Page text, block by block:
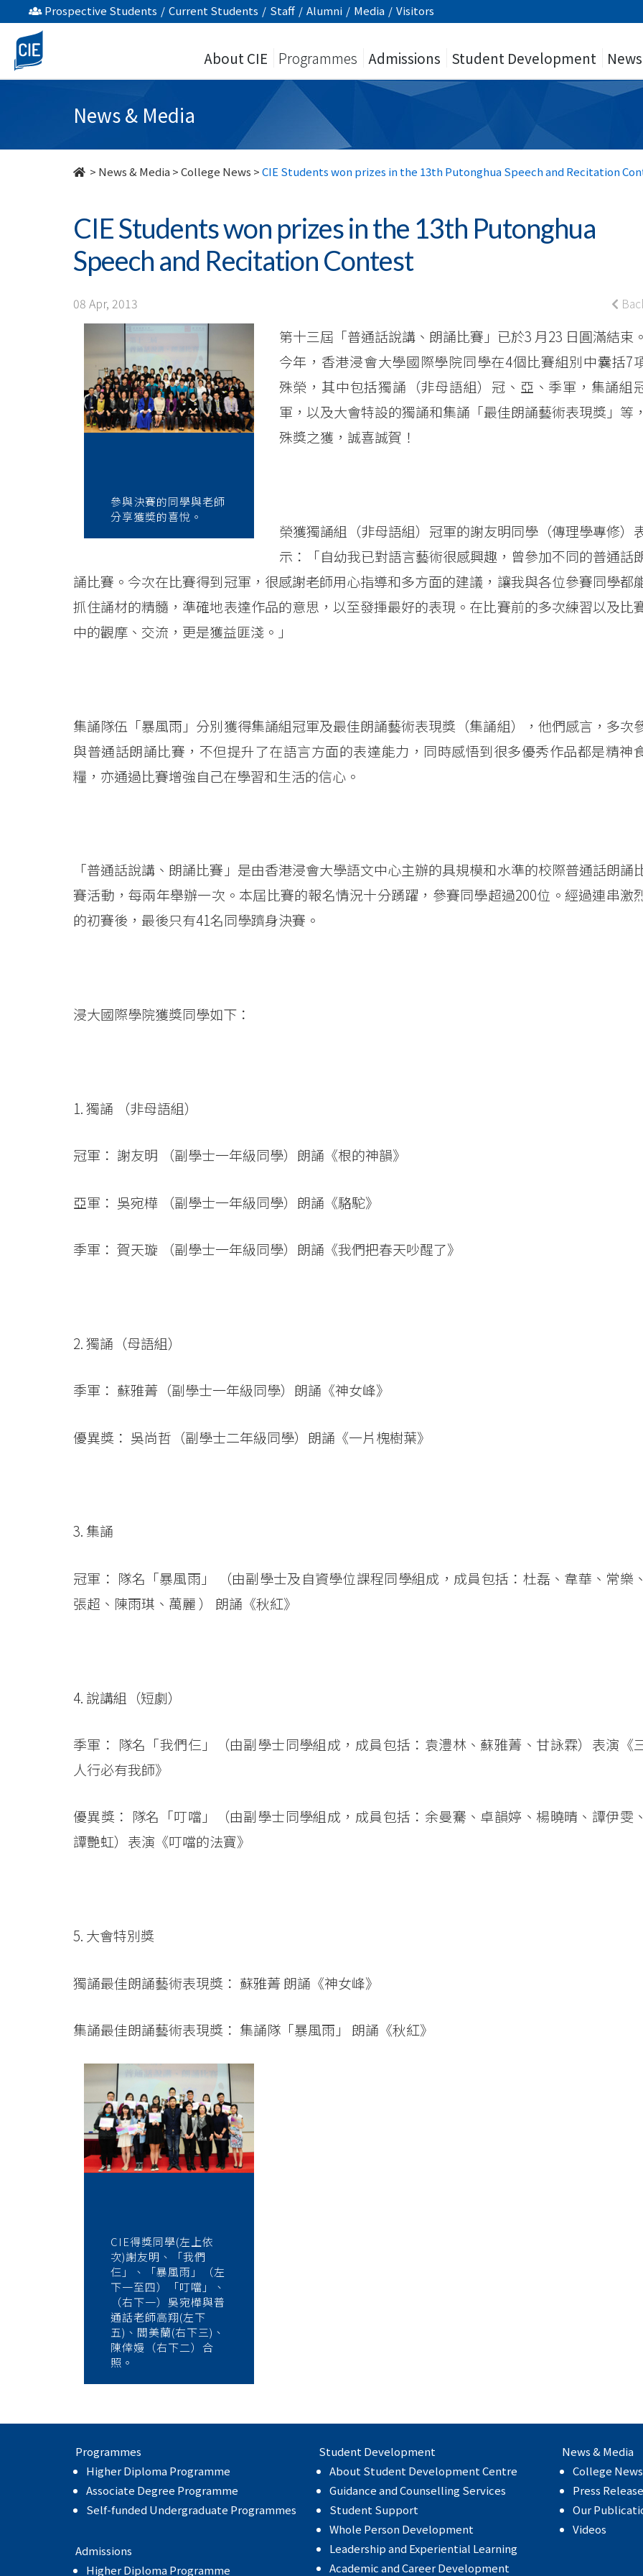
CIE
Students
won
Putonghua
Speech
Recitation
Contest
College
International
Education
Baptist
University
Prospective Students / Current Students / Staff / Alumni / Media / Visitors
About CIE Programmes Admissions Student Development
News & Media
> News & Media >College News >CIE Students won prizes in the 13th Putonghua Speech and Recitation
CIE Students won prizes in the 13th Putonghua
Speech and Recitation Contest
08 Apr, 2013
參與決賽的同學與老師
分享獲奬的喜悅。
第十三屆「普通話說講、朗誦比賽」已於3 月23 日圓滿結束。
今年，香港浸會大學國際學院同學在4個比賽組別中囊括7
殊榮，其中包括獨誦（非母語組）冠、亞、季軍，集誦組
軍，以及大會特設的獨誦和集誦「最佳朗誦藝術表現獎」等，
殊獎之獲，誠喜誠賀！
榮獲獨誦組（非母語組）冠軍的謝友明同學（傳理學專修）
示：「自幼我已對語言藝術很感興趣，曾參加不同的普通話
誦比賽。今次在比賽得到冠軍，很感謝老師用心指導和多方面的建議，讓我與各位參賽同學都
抓住誦材的精髓，準確地表達作品的意思，以至發揮最好的表現。在比賽前的多次練習以及比
中的觀摩、交流，更是獲益匪淺。」
集誦隊伍「暴風雨」分別獲得集誦組冠軍及最佳朗誦藝術表現獎（集誦組），他們感言，多次
與普通話朗誦比賽，不但提升了在語言方面的表達能力，同時感悟到很多優秀作品都是精神
糧，亦通過比賽增強自己在學習和生活的信心。
「普通話說講、朗誦比賽」是由香港浸會大學語文中心主辦的具規模和水準的校際普通話朗誦
賽活動，每兩年舉辦一次。本屆比賽的報名情況十分踴躍，參賽同學超過200位。經過連串激
的初賽後，最後只有41名同學躋身決賽。
浸大國際學院獲獎同學如下：
1. 獨誦 （非母語組）
冠軍： 謝友明 （副學士一年級同學）朗誦《根的神韻》
亞軍： 吳宛樺 （副學士一年級同學）朗誦《駱駝》
季軍： 賀天璇 （副學士一年級同學）朗誦《我們把春天吵醒了》
2. 獨誦（母語組）
季軍： 蘇雅菁（副學士一年級同學）朗誦《神女峰》
優異獎： 吳尚哲（副學士二年級同學）朗誦《一片槐樹葉》
3. 集誦
冠軍： 隊名「暴風雨」 （由副學士及自資學位課程同學組成，成員包括：杜磊、韋華、常樂、
張超、陳雨琪、萬麗 ） 朗誦《秋紅》
4. 說講組（短劇）
季軍： 隊名「我們仨」（由副學士同學組成，成員包括：袁澧林、蘇雅菁、甘詠霖）表演《
人行必有我師》
優異獎： 隊名「叮噹」（由副學士同學組成，成員包括：余曼騫、卓韻婷、楊曉晴、譚伊雯、
譚艷虹）表演《叮噹的法寶》
5. 大會特別獎
獨誦最佳朗誦藝術表現獎： 蘇雅菁 朗誦《神女峰》
集誦最佳朗誦藝術表現獎： 集誦隊「暴風雨」 朗誦《秋紅》
CIE得獎同學(左上依
次)謝友明、「我們
仨」、「暴風雨」（左
下一至四）「叮噹」、
（右下一）吳宛樺與普
通話老師高翔(左下
五)、閻美蘭(右下三)、
陳倖嫚（右下二）合
照。
Programmes
Higher Diploma Programme
Associate Degree Programme
Self-funded Undergraduate Programmes
Admissions
Higher Diploma Programme
Student Development
About Student Development Centre
Guidance and Counselling Services
Student Support
Whole Person Development
Leadership and Experiential Learning
Academic and Career Development
News & Media
College News
Press Release
Our
Videos